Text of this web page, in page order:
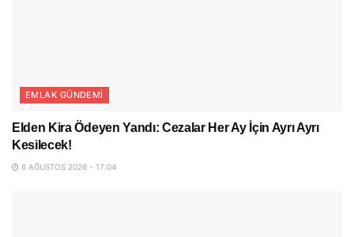
EMLAK GÜNDEMI
Elden Kira Ödeyen Yandı: Cezalar Her Ay İçin Ayrı Ayrı
Kesilecek!
6 AĞUSTOS 2026 - 17:04